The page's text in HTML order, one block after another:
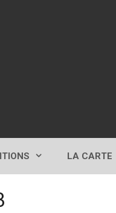
LA CARTE